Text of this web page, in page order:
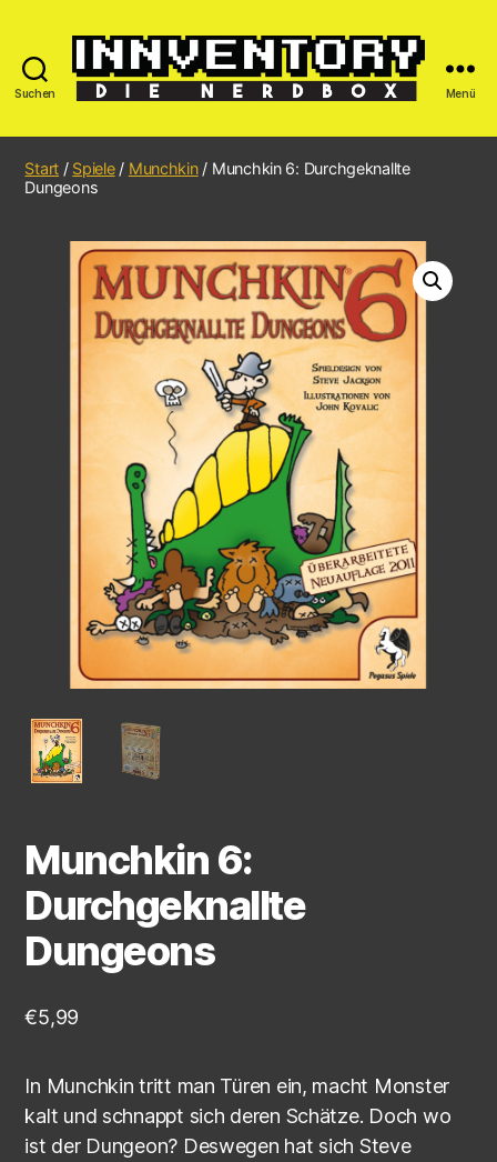
Suchen Menü
Start / Spiele/ Munchkin/ Munchkin 6: Durchgeknallte
Dungeons
Munchkin 6:
Durchgeknallte
Dungeons
€5,99
In Munchkin tritt man Türen ein, macht Monster
kalt und schnappt sich deren Schätze. Doch wo
ist der Dungeon? Deswegen hat sich Steve